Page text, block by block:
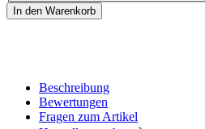
In den Warenkorb
Beschreibung
Bewertungen
Fragen zum Artikel